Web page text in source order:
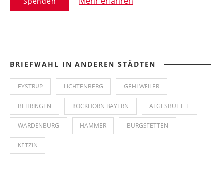
BRIEFWAHL IN ANDEREN STÄDTEN
EYSTRUP LICHTENBERG GEHLWEILER
BEHRINGEN BOCKHORN BAYERN ALGESBÜTTEL
WARDENBURG HAMMER BURGSTETTEN
KETZIN